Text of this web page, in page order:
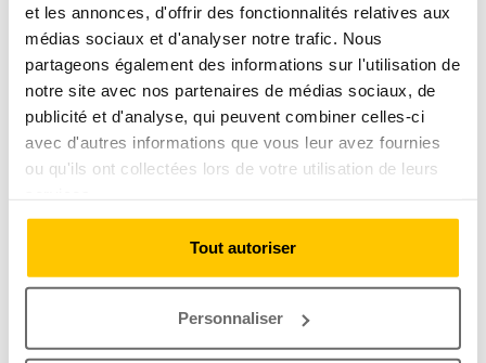
et les annonces, d'offrir des fonctionnalités relatives aux
médias sociaux et d'analyser notre trafic. Nous
partageons également des informations sur l'utilisation de
notre site avec nos partenaires de médias sociaux, de
publicité et d'analyse, qui peuvent combiner celles-ci
avec d'autres informations que vous leur avez fournies
ou qu'ils ont collectées lors de votre utilisation de leurs
Tout autoriser
Personnaliser